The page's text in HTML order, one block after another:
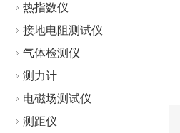
热指数仪
接地电阻测试仪
气体检测仪
测力计
电磁场测试仪
测距仪